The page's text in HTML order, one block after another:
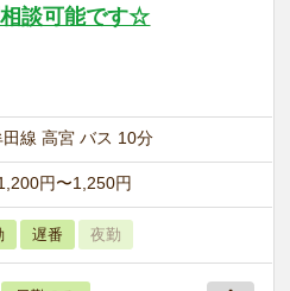
相談可能です☆
線 高宮 バス 10分
円〜1,250円
遅番 夜勤